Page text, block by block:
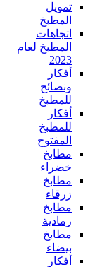
تمويل
المطبخ
اتجاهات
المطبخ لعام
2023
أفكار
ونصائح
للمطبخ
أفكار
للمطبخ
المفتوح
مطابخ
خضراء
مطابخ
زرقاء
مطابخ
رمادية
مطابخ
بيضاء
أفكار